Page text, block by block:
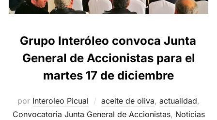
Grupo Interóleo convoca Junta
General de Accionistas para el
martes 17 de diciembre
por Interoleo Picual aceite de oliva, actualidad,
Convocatoria Junta General de Accionistas, Noticias